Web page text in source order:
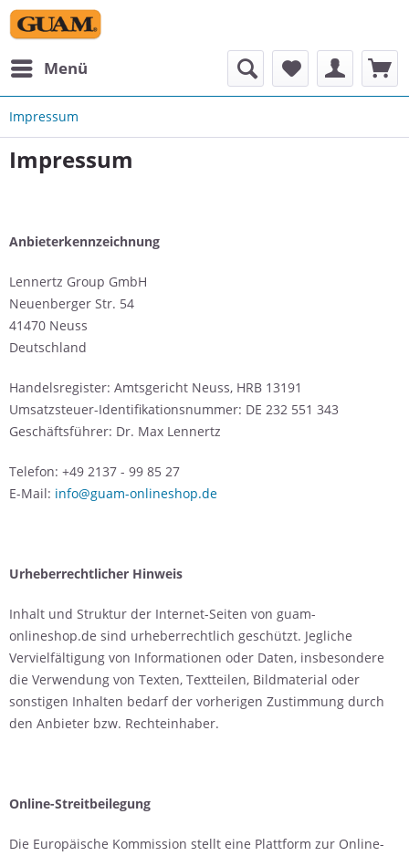
Menü
Impressum
Impressum
Anbieterkennzeichnung
Lennertz Group GmbH
Neuenberger Str. 54
41470 Neuss
Deutschland
Handelsregister: Amtsgericht Neuss, HRB 13191
Umsatzsteuer-Identifikationsnummer: DE 232 551 343
Geschäftsführer: Dr. Max Lennertz
Telefon: +49 2137 - 99 85 27
E-Mail: info@guam-onlineshop.de
Urheberrechtlicher Hinweis
Inhalt und Struktur der Internet-Seiten von guam-
onlineshop.de sind urheberrechtlich geschützt. Jegliche
Vervielfältigung von Informationen oder Daten, insbesondere
die Verwendung von Texten, Textteilen, Bildmaterial oder
sonstigen Inhalten bedarf der vorherigen Zustimmung durch
den Anbieter bzw. Rechteinhaber.
Online-Streitbeilegung
Die Europäische Kommission stellt eine Plattform zur Online-